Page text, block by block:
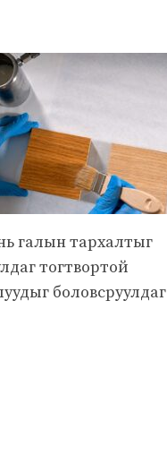
галын тархалтыг
тогтвортой
боловсруулдаг